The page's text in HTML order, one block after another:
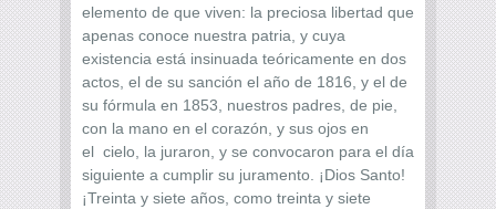
elemento de que viven: la preciosa libertad que
apenas conoce nuestra patria, y cuya
existencia está insinuada teóricamente en dos
actos, el de su sanción el año de 1816, y el de
su fórmula en 1853, nuestros padres, de pie,
con la mano en el corazón, y sus ojos en
el cielo, la juraron, y se convocaron para el día
siguiente a cumplir su juramento. ¡Dios Santo!
¡Treinta y siete años, como treinta y siete